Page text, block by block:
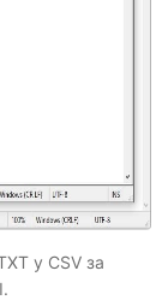
у CSV за